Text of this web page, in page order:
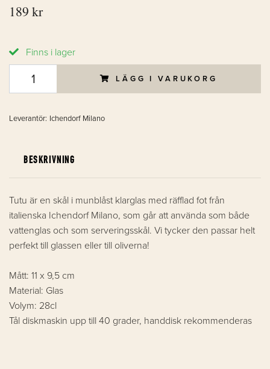
189 kr
Finns i lager
LÄGG I VARUKORG
Leverantör: Ichendorf Milano
BESKRIVNING
Tutu är en skål i munblåst klarglas med räfflad fot från
italienska Ichendorf Milano, som går att använda som både
vattenglas och som serveringsskål. Vi tycker den passar helt
perfekt till glassen eller till oliverna!
Mått: 11 x 9,5 cm
Material: Glas
Volym: 28cl
Tål diskmaskin upp till 40 grader, handdisk rekommenderas